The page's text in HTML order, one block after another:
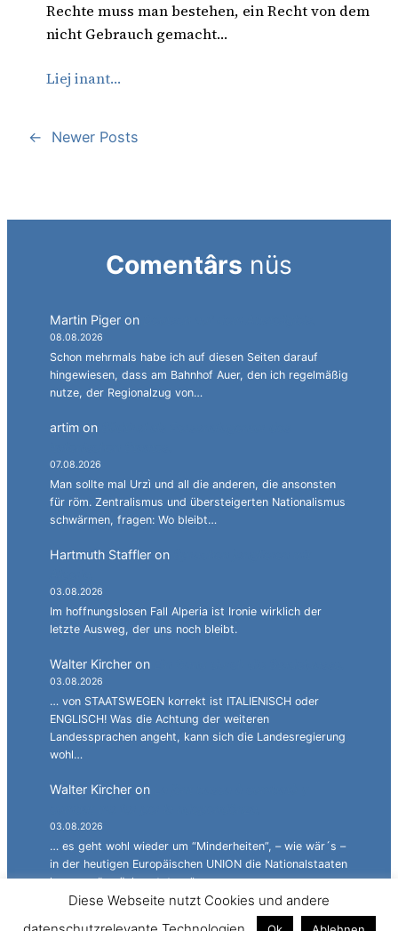
Rechte muss man bestehen, ein Recht von dem
nicht Gebrauch gemacht…
Liej inant…
← Newer Posts
Comentârs nüs
Martin Piger on
08.08.2026
Schon mehrmals habe ich auf diesen Seiten darauf
hingewiesen, dass am Bahnhof Auer, den ich regelmäßig
nutze, der Regionalzug von…
artim on
07.08.2026
Man sollte mal Urzì und all die anderen, die ansonsten
für röm. Zentralismus und übersteigerten Nationalismus
schwärmen, fragen: Wo bleibt…
Hartmuth Staffler on
03.08.2026
Im hoffnungslosen Fall Alperia ist Ironie wirklich der
letzte Ausweg, der uns noch bleibt.
Walter Kircher on
03.08.2026
… von STAATSWEGEN korrekt ist ITALIENISCH oder
ENGLISCH! Was die Achtung der weiteren
Landessprachen angeht, kann sich die Landesregierung
wohl…
Walter Kircher on
03.08.2026
… es geht wohl wieder um “Minderheiten”, – wie wär´s –
in der heutigen Europäischen UNION die Nationalstaaten
langsam “zurückzustutzen”…
JG: Auf dem rechten Auge halbblind.
Diese Webseite nutzt Cookies und andere